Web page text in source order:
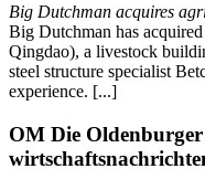
Big Dutchman acquires
Big Dutchman has
Qingdao), a livestock
steel structure specialist
experience. [...]
OM Die